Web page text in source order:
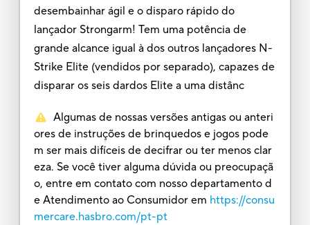
desembainhar ágil e o disparo rápido do
lançador Strongarm! Tem uma potência de
grande alcance igual à dos outros lançadores N-
Strike Elite (vendidos por separado), capazes de
disparar os seis dardos Elite a uma distânc
Algumas de nossas versões antigas ou anteri
ores de instruções de brinquedos e jogos pode
m ser mais difíceis de decifrar ou ter menos clar
eza. Se você tiver alguma dúvida ou preocupaçã
o, entre em contato com nosso departamento d
e Atendimento ao Consumidor em https://consu
mercare.hasbro.com/pt-pt